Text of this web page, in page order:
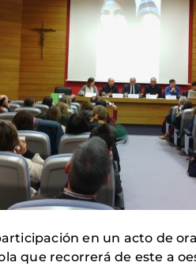
en un acto de
que recorrerá de este a